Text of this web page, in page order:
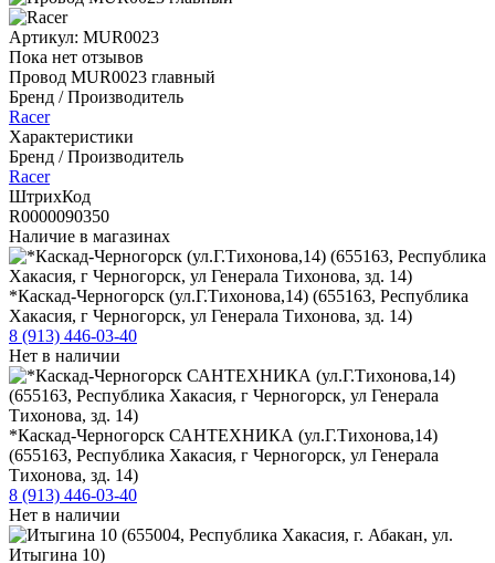
Артикул: MUR0023
Пока нет отзывов
Провод MUR0023 главный
Бренд / Производитель
Racer
Характеристики
Бренд / Производитель
Racer
ШтрихКод
R0000090350
Наличие в магазинах
*Каскад-Черногорск (ул.Г.Тихонова,14) (655163, Республика
Хакасия, г Черногорск, ул Генерала Тихонова, зд. 14)
8 (913) 446-03-40
Нет в наличии
*Каскад-Черногорск САНТЕХНИКА (ул.Г.Тихонова,14)
(655163, Республика Хакасия, г Черногорск, ул Генерала
Тихонова, зд. 14)
8 (913) 446-03-40
Нет в наличии